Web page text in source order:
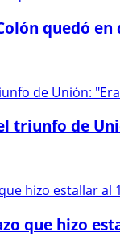
quedó en
triunfo de
que hizo